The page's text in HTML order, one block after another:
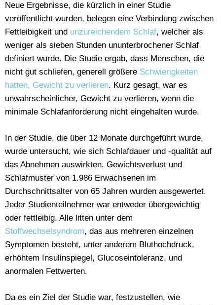
Neue Ergebnisse, die kürzlich in einer Studie
veröffentlicht wurden, belegen eine Verbindung zwischen
Fettleibigkeit und unzureichendem Schlaf, welcher als
weniger als sieben Stunden ununterbrochener Schlaf
definiert wurde. Die Studie ergab, dass Menschen, die
nicht gut schliefen, generell größere Schwierigkeiten
hatten, Gewicht zu verlieren. Kurz gesagt, war es
unwahrscheinlicher, Gewicht zu verlieren, wenn die
minimale Schlafanforderung nicht eingehalten wurde.
In der Studie, die über 12 Monate durchgeführt wurde,
wurde untersucht, wie sich Schlafdauer und -qualität auf
das Abnehmen auswirkten. Gewichtsverlust und
Schlafmuster von 1.986 Erwachsenen im
Durchschnittsalter von 65 Jahren wurden ausgewertet.
Jeder Studienteilnehmer war entweder übergewichtig
oder fettleibig. Alle litten unter dem
Stoffwechselsyndrom, das aus mehreren einzelnen
Symptomen besteht, unter anderem Bluthochdruck,
erhöhtem Insulinspiegel, Glucoseintoleranz, und
anormalen Fettwerten.
Da es ein Ziel der Studie war, festzustellen, wie